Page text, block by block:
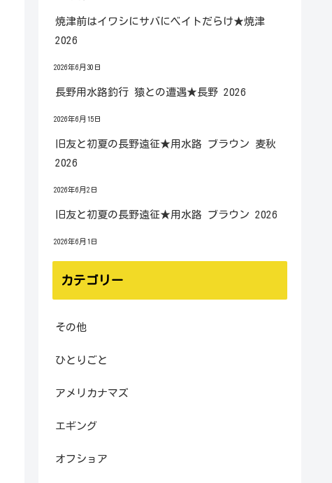
焼津前はイワシにサバにベイトだらけ★焼津
2026
2026年6月30日
長野用水路釣行 猿との遭遇★長野 2026
2026年6月15日
旧友と初夏の長野遠征★用水路 ブラウン 麦秋
2026
2026年6月2日
旧友と初夏の長野遠征★用水路 ブラウン 2026
2026年6月1日
カテゴリー
その他
ひとりごと
アメリカナマズ
エギング
オフショア